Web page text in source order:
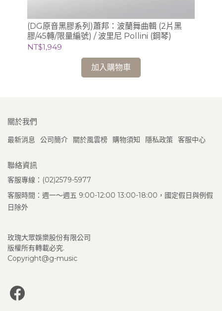
(DG原音黑膠系列)蕭邦：波蘭舞曲輯 (2片黑
膠/45轉/限量編號) / 波里尼 Pollini (鋼琴)
NT$1,949
加入購物車
關於我們
最新消息 公司簡介 關於風雲榜 購物須知 隱私政策 客服中心
聯絡資訊
客服專線：(02)2579-5977
客服時間：週一～週五 9:00-12:00 13:00-18:00，國定假日與例假
日除外
玫瑰大眾娛樂股份有限公司
版權所有轉載必究.
Copyright@g-music